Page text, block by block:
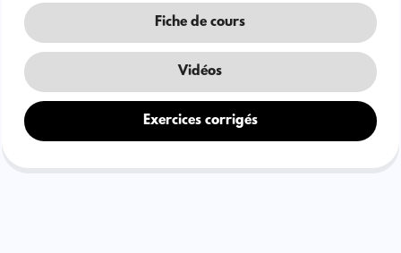
Fiche de cours
Vidéos
Exercices corrigés